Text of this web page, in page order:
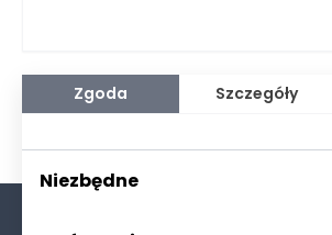
Zgoda Szczegóły
Niezbędne